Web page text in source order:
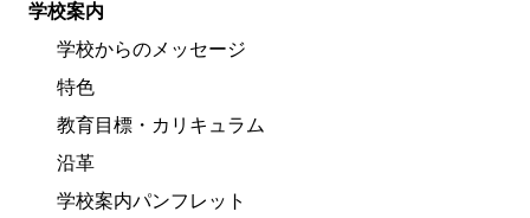
学校案内
学校からのメッセージ
特色
教育目標・カリキュラム
沿革
学校案内パンフレット